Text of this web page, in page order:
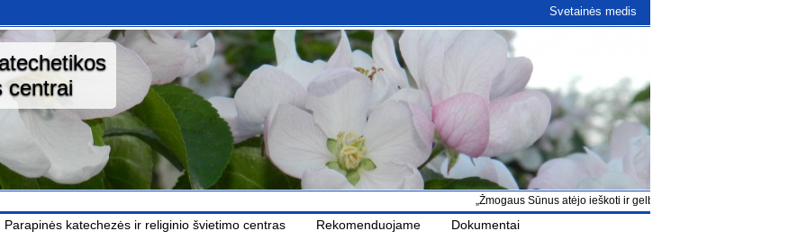
Svetainės medis
centrai
„Žmogaus Sūnus atėjo ieškoti ir gelbėti, kas buvo pražuvę“ Lk 19, 10
Parapinės katechezės ir religinio švietimo centras Rekomenduojame Dokumentai